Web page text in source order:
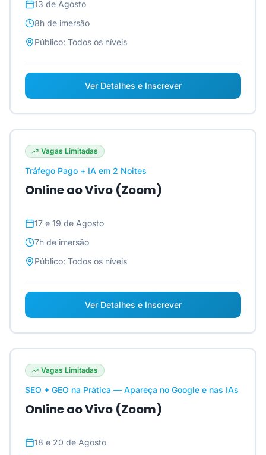
13 de Agosto
8h de imersão
Público: Todos os níveis
Ver Detalhes e Inscrever
Vagas Limitadas
Tráfego Pago + IA em 2 Noites
Online ao Vivo (Zoom)
17 e 19 de Agosto
7h de imersão
Público: Todos os níveis
Ver Detalhes e Inscrever
Vagas Limitadas
SEO + GEO na Prática — Apareça no Google e nas IAs
Online ao Vivo (Zoom)
18 e 20 de Agosto